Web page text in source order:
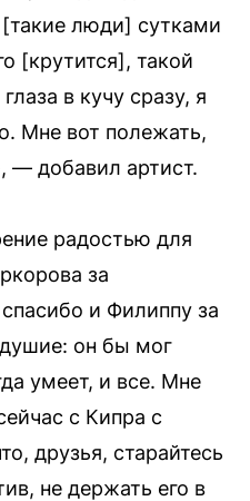
люди] сутками
[крутится], такой
в кучу сразу, я
Мне вот полежать,
— добавил артист.
радостью для
за
и Филиппу за
он бы мог
умеет, и все. Мне
с Кипра с
друзья, старайтесь
не держать его в